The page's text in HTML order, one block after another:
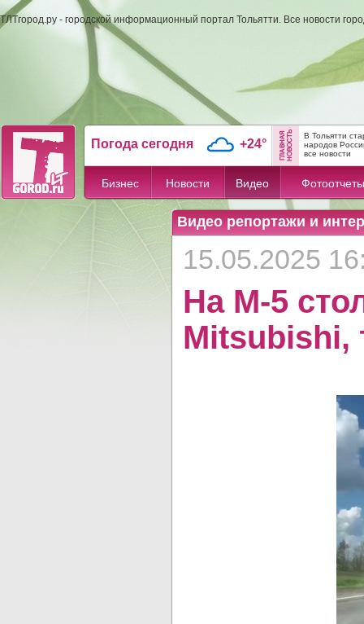
ТЛТгород.ру - городской информационный портал Тольятти. Все новости
Погода сегодня +24°
В Тольятти
народов
все новости
Бизнес Новости Видео Фотоотчеты
Видео репортажи и
15.05.2025
На М-5
Mitsubishi,